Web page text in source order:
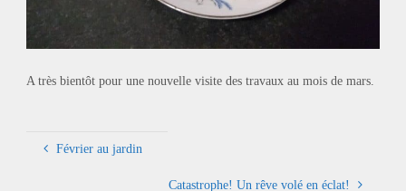
A très bientôt pour une nouvelle visite des travaux au mois de mars.
Février au jardin
Catastrophe! Un rêve volé en éclat!